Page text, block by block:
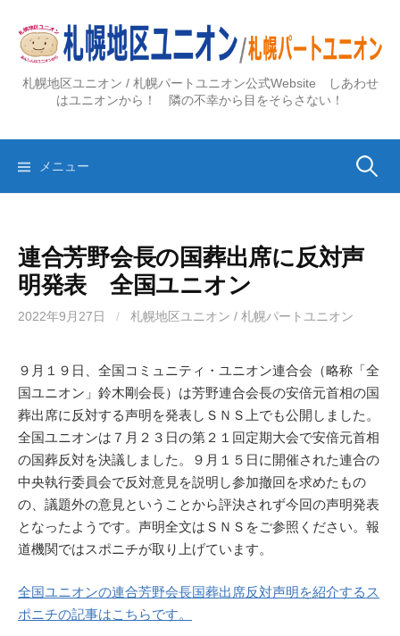
ス
札幌地区ユニオン / 札幌パートユニオン公式Website しあわせ
はユニオンから！ 隣の不幸から目をそらさない！
メニュー 検
連合芳野会長の国葬出席に反対声
明発表 全国ユニオン
2022年9月27日 / 札幌地区ユニオン / 札幌パートユニオン
９月１９日、全国コミュニティ・ユニオン連合会（略称「全
国ユニオン」鈴木剛会長）は芳野連合会長の安倍元首相の国
葬出席に反対する声明を発表しＳＮＳ上でも公開しました。
全国ユニオンは７月２３日の第２１回定期大会で安倍元首相
の国葬反対を決議しました。９月１５日に開催された連合の
中央執行委員会で反対意見を説明し参加撤回を求めたもの
の、議題外の意見ということから評決されず今回の声明発表
となったようです。声明全文はＳＮＳをご参照ください。報
道機関ではスポニチが取り上げています。
全国ユニオンの連合芳野会長国葬出席反対声明を紹介するス
ポニチの記事はこちらです。